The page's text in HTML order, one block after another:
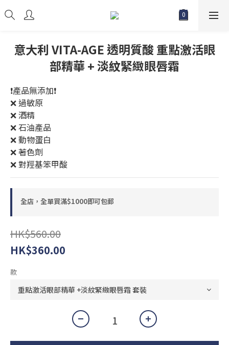
意大利 VITA-AGE 透明質酸 重點激活眼
部精華 + 淡紋緊緻眼唇霜
❗️產品無添加❗️
❌ 過敏原
❌ 酒精
❌ 石油產品
❌ 動物蛋白
❌ 著色劑
❌ 對羥基笨甲酸
全店，全單買滿$1000即可包郵
HK$560.00
HK$360.00
款